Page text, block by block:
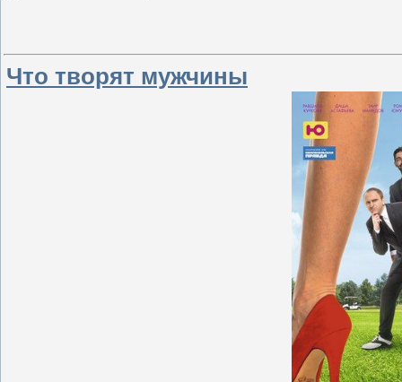
Что творят мужчины